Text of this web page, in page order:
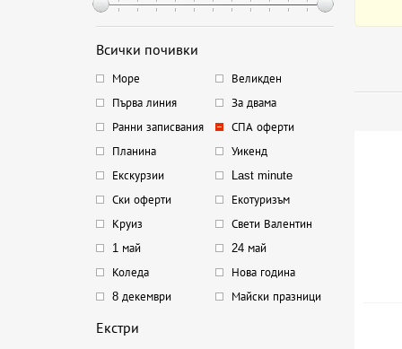
Всички почивки
Море
Великден
Първа линия
За двама
Ранни записвания
СПА оферти
Планина
Уикенд
Екскурзии
Last minute
Ски оферти
Екотуризъм
Круиз
Свети Валентин
1 май
24 май
Коледа
Нова година
8 декември
Майски празници
Екстри